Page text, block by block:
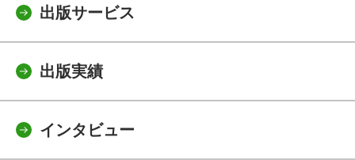
出版サービス
出版実績
インタビュー